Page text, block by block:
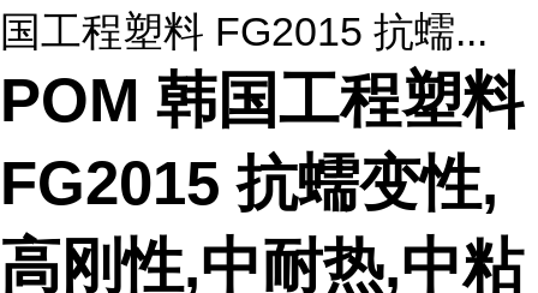
国工程塑料 FG2015 抗蠕...
POM 韩国工程塑料
FG2015 抗蠕变性,
高刚性,中耐热,中粘